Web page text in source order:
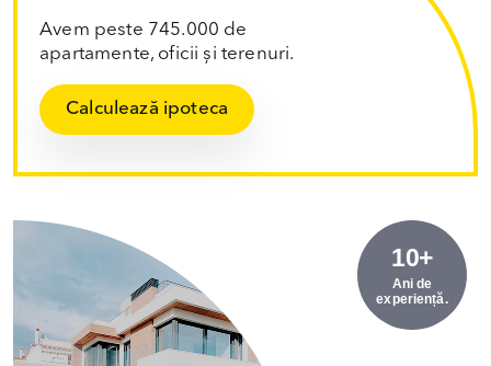
Avem peste 745.000 de
apartamente, oficii și terenuri.
Calculează ipoteca
10+
Ani de
experiență.